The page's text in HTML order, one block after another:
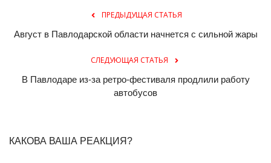
ПРЕДЫДУЩАЯ СТАТЬЯ
Август в Павлодарской области начнется с сильной жары
СЛЕДУЮЩАЯ СТАТЬЯ
В Павлодаре из-за ретро-фестиваля продлили работу
автобусов
КАКОВА ВАША РЕАКЦИЯ?